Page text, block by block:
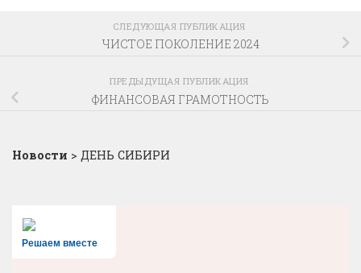
СЛЕДУЮЩАЯ ПУБЛИКАЦИЯ
ЧИСТОЕ ПОКОЛЕНИЕ 2024
ПРЕДЫДУЩАЯ ПУБЛИКАЦИЯ
ФИНАНСОВАЯ ГРАМОТНОСТЬ
Новости > ДЕНЬ СИБИРИ
Решаем вместе